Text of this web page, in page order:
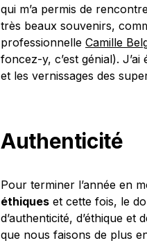
qui m’a permis de
très beaux souvenirs,
professionnelle Camille
foncez-y, c’est génial).
et les vernissages des
Authenticité
Pour terminer l’année en
éthiques et cette fois, le
d’authenticité, d’éthique
que nous faisons de plus